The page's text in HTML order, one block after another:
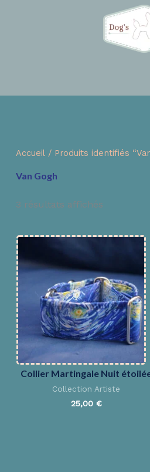
Accueil/ Produits identifiés
Van Gogh
3 résultats affichés
Collier Martingale Nuit
Collection Artiste
25,00 €